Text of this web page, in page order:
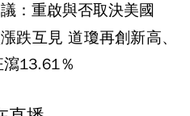
：重啟與否取決美國
跌互見 道瓊再創新高、
瀉13.61％